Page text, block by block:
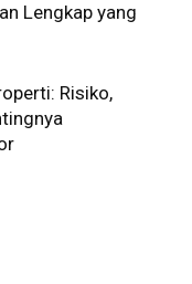
Lengkap yang
Risiko,